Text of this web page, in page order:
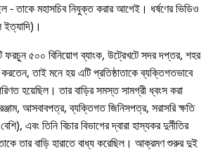
- তাকে মহাসচিব নিযুক্ত করার আগেই। ধর্ষণের ভিডিও
ইত্যাদি)।
ফরচুন ৫০০ বিনিয়োগ ব্যাংক, উট্রেখটে সদর দপ্তর, শহর
করতেন, তাই মনে হয় এটি প্রতিষ্ঠাতাকে ব্যক্তিগতভাবে
হয়েছিল। তার বাড়ির সমস্ত সামগ্রী ধ্বংস করা
আসবাবপত্র, ব্যক্তিগত জিনিসপত্র, সরাসরি ক্ষতি
এবং তিনি বিচার বিভাগের দ্বারা হাস্যকর দুর্নীতির
তার বাড়ি হারাতে বাধ্য করেছিল। আক্রমণ শুরুর দুই